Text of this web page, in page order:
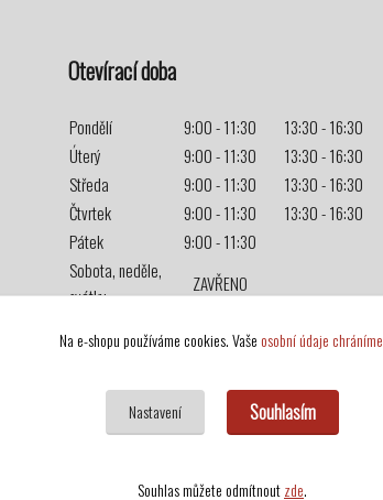
Otevírací doba
Pondělí 9:00 - 11:30
13:30 - 16:30
Úterý
9:00 - 11:30
13:30 - 16:30
Středa
9:00 - 11:30
13:30 - 16:30
Čtvrtek
9:00 - 11:30
13:30 - 16:30
Pátek
9:00 - 11:30
Sobota, neděle,
svátky
ZAVŘENO
Na e-shopu používáme cookies. Vašeosobní údaje chráníme
Nastavení Souhlasím
Souhlas můžete odmítnoutzde.